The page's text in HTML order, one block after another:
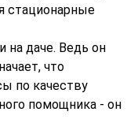
стационарные
на даче. Ведь он
что
по качеству
помощника - он